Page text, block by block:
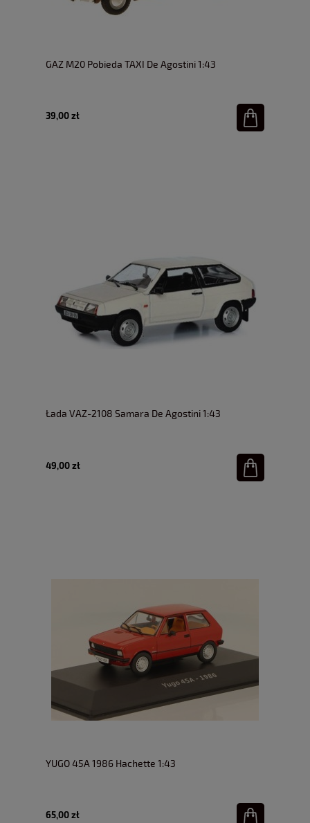
GAZ M20 Pobieda TAXI De Agostini 1:43
39,00 zł
Łada VAZ-2108 Samara De Agostini 1:43
49,00 zł
YUGO 45A 1986 Hachette 1:43
65,00 zł